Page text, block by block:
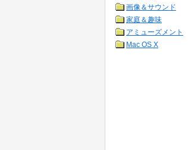
画像＆サウンド
家庭＆趣味
アミューズメント
Mac OS X